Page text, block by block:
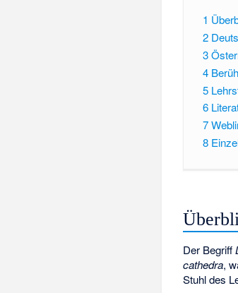
1
2
3
4
5
6
7
8
Der Begriff
cathedra,
Stuhl des